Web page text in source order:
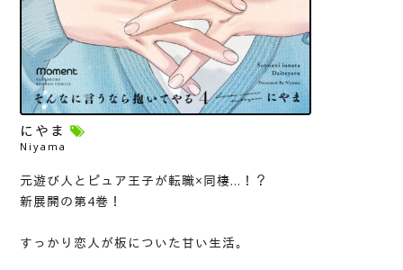
にやま
Niyama
元遊び人とピュア王子が転職×同棲…！？
新展開の第4巻！
すっかり恋人が板についた甘い生活。